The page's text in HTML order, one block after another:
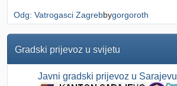
Odg: Vatrogasci Zagrebbygorgoroth
Gradski prijevoz u svijetu
Javni gradski prijevoz u Sarajevu